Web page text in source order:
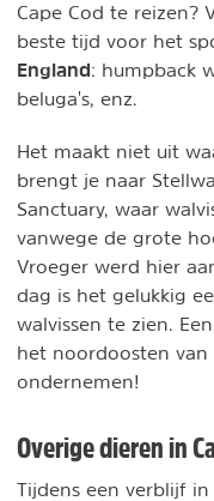
Cape Cod te reizen?
beste tijd voor het
England: humpback
beluga's, enz.
Het maakt niet uit
brengt je naar
Sanctuary, waar
vanwege de grote
Vroeger werd hier
dag is het gelukkig
walvissen te zien.
het noordoosten van
ondernemen!
Overige dieren in
Tijdens een verblijf